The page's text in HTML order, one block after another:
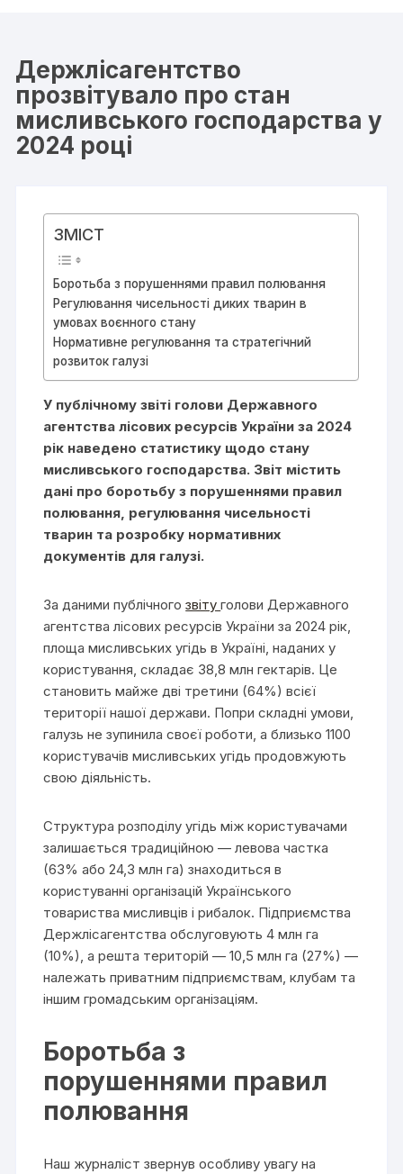
Держлісагентство
прозвітувало про стан
мисливського господарства у
2024 році
ЗМІСТ
Боротьба з порушеннями правил полювання
Регулювання чисельності диких тварин в
умовах воєнного стану
Нормативне регулювання та стратегічний
розвиток галузі
У публічному звіті голови Державного
агентства лісових ресурсів України за 2024
рік наведено статистику щодо стану
мисливського господарства. Звіт містить
дані про боротьбу з порушеннями правил
полювання, регулювання чисельності
тварин та розробку нормативних
документів для галузі.
За даними публічногозвітуголови Державного
агентства лісових ресурсів України за 2024 рік,
площа мисливських угідь в Україні, наданих у
користування, складає 38,8 млн гектарів. Це
становить майже дві третини (64%) всієї
території нашої держави. Попри складні умови,
галузь не зупинила своєї роботи, а близько 1100
користувачів мисливських угідь продовжують
свою діяльність.
Структура розподілу угідь між користувачами
залишається традиційною — левова частка
(63% або 24,3 млн га) знаходиться в
користуванні організацій Українського
товариства мисливців і рибалок. Підприємства
Держлісагентства обслуговують 4 млн га
(10%), а решта територій — 10,5 млн га (27%) —
належать приватним підприємствам, клубам та
іншим громадським організаціям.
Боротьба з
порушеннями правил
полювання
Наш журналіст звернув особливу увагу на